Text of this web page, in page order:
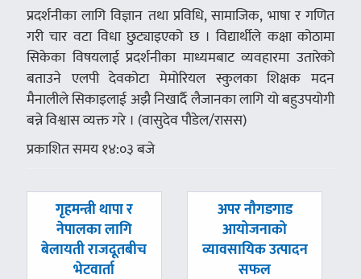
प्रदर्शनीका लागि विज्ञान तथा प्रविधि, सामाजिक, भाषा र गणित
गरी चार वटा विधा छुट्याइएको छ । विद्यार्थीले कक्षा कोठामा
सिकेका विषयलाई प्रदर्शनीका माध्यमबाट व्यवहारमा उतारेको
बताउने एलपी देवकोटा मेमोरियल स्कुलका शिक्षक मदन
मैनालीले सिकाइलाई अझै निखार्दै लैजानका लागि यो बहुउपयोगी
बन्ने विश्वास व्यक्त गरे । (वासुदेव पौडेल/रासस)
प्रकाशित समय १४:०३ बजे
पछिल्लाे
-
गृहमन्त्री थापा र
नेपालका लागि
बेलायती राजदूतबीच
भेटवार्ता
अघिल्लाे
अपर नौगडगाड
आयोजनाको
व्यावसायिक उत्पादन
सफल